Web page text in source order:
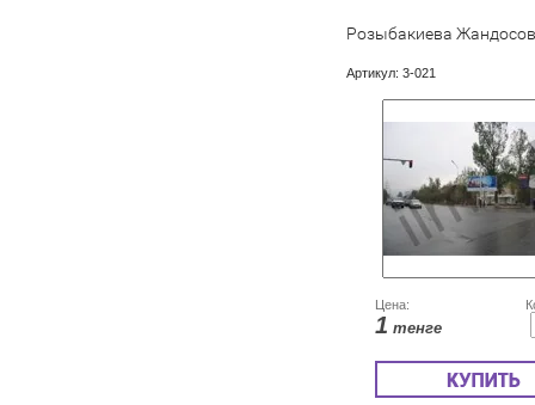
Розыбакиева
Артикул: 3-021
Цена:
1 тенге